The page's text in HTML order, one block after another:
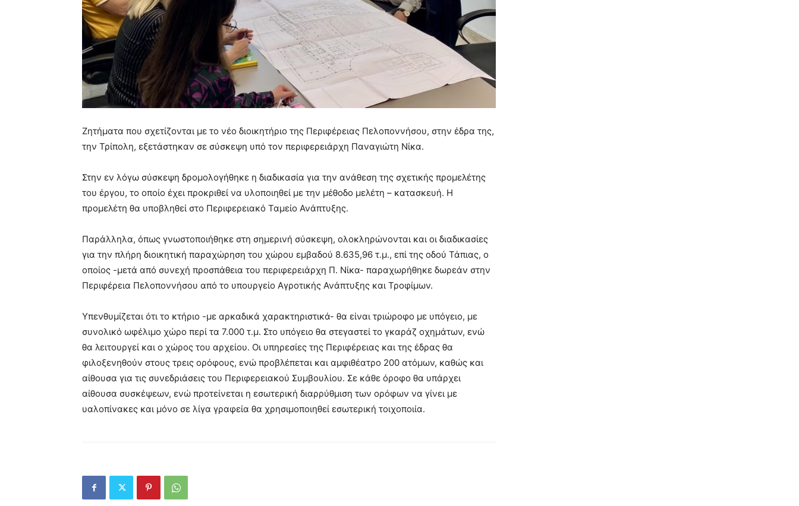
Ζητήματα που σχετίζονται με το νέο διοικητήριο της Περιφέρειας Πελοποννήσου, στην έδρα της,
την Τρίπολη, εξετάστηκαν σε σύσκεψη υπό τον περιφερειάρχη Παναγιώτη Νίκα.
Στην εν λόγω σύσκεψη δρομολογήθηκε η διαδικασία για την ανάθεση της σχετικής προμελέτης
του έργου, το οποίο έχει προκριθεί να υλοποιηθεί με την μέθοδο μελέτη – κατασκευή. H
προμελέτη θα υποβληθεί στο Περιφερειακό Ταμείο Ανάπτυξης.
Παράλληλα, όπως γνωστοποιήθηκε στη σημερινή σύσκεψη, ολοκληρώνονται και οι διαδικασίες
για την πλήρη διοικητική παραχώρηση του χώρου εμβαδού 8.635,96 τ.μ., επί της οδού Τάπιας, ο
οποίος -μετά από συνεχή προσπάθεια του περιφερειάρχη Π. Νίκα- παραχωρήθηκε δωρεάν στην
Περιφέρεια Πελοποννήσου από το υπουργείο Αγροτικής Ανάπτυξης και Τροφίμων.
Υπενθυμίζεται ότι το κτήριο -με αρκαδικά χαρακτηριστικά- θα είναι τριώροφο με υπόγειο, με
συνολικό ωφέλιμο χώρο περί τα 7.000 τ.μ. Στο υπόγειο θα στεγαστεί το γκαράζ οχημάτων, ενώ
θα λειτουργεί και ο χώρος του αρχείου. Οι υπηρεσίες της Περιφέρειας και της έδρας θα
φιλοξενηθούν στους τρεις ορόφους, ενώ προβλέπεται και αμφιθέατρο 200 ατόμων, καθώς και
αίθουσα για τις συνεδριάσεις του Περιφερειακού Συμβουλίου. Σε κάθε όροφο θα υπάρχει
αίθουσα συσκέψεων, ενώ προτείνεται η εσωτερική διαρρύθμιση των ορόφων να γίνει με
υαλοπίνακες και μόνο σε λίγα γραφεία θα χρησιμοποιηθεί εσωτερική τοιχοποιία.